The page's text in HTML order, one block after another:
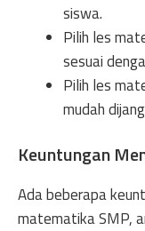
siswa.
Pilih les
sesuai
Pilih les
mudah
Keuntungan
Ada beberapa
matematika SMP,